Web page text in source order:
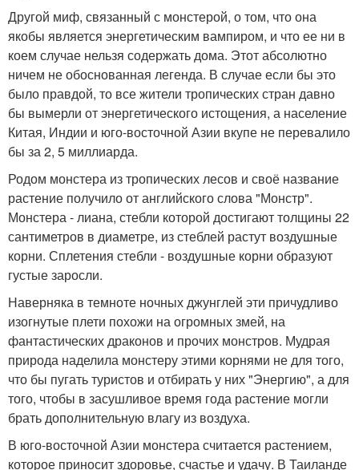
Другой миф, связанный с монстерой, о том, что она
якобы является энергетическим вампиром, и что ее ни в
коем случае нельзя содержать дома. Этот абсолютно
ничем не обоснованная легенда. В случае если бы это
было правдой, то все жители тропических стран давно
бы вымерли от энергетического истощения, а население
Китая, Индии и юго-восточной Азии вкупе не перевалило
бы за 2, 5 миллиарда.
Родом монстера из тропических лесов и своё название
растение получило от английского слова "Монстр".
Монстера - лиана, стебли которой достигают толщины 22
сантиметров в диаметре, из стеблей растут воздушные
корни. Сплетения стебли - воздушные корни образуют
густые заросли.
Наверняка в темноте ночных джунглей эти причудливо
изогнутые плети похожи на огромных змей, на
фантастических драконов и прочих монстров. Мудрая
природа наделила монстеру этими корнями не для того,
что бы пугать туристов и отбирать у них "Энергию", а для
того, чтобы в засушливое время года растение могли
брать дополнительную влагу из воздуха.
В юго-восточной Азии монстера считается растением,
которое приносит здоровье, счастье и удачу. В Таиланде